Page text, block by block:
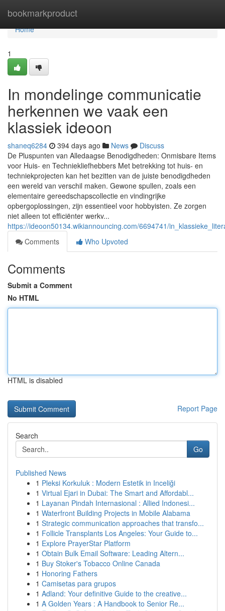
bookmarkproduct
Home
Home
1
In mondelinge communicatie
herkennen we vaak een
klassiek ideoon
shaneq6284 394 days ago News
Discuss
De Pluspunten van Alledaagse Benodigdheden: Onmisbare Items
voor Huis- en Techniekliefhebbers Met betrekking tot huis- en
techniekprojecten kan het bezitten van de juiste benodigdheden
een wereld van verschil maken. Gewone spullen, zoals een
elementaire gereedschapscollectie en vindingrijke
opbergoplossingen, zijn essentieel voor hobbyisten. Ze zorgen
niet alleen tot efficiënter werkv...
https://ideoon50134.wikiannouncing.com/6694741/
Comments
Who Upvoted
Comments
Submit a Comment
No HTML
HTML is disabled
Report Page
Search
Go
Published News
1 Pleksi Korkuluk : Modern Estetik in Inceliği
1 Virtual Ejari in Dubai: The Smart and Affordabl...
1 Layanan Pindah Internasional : Allied Indonesi...
1 Waterfront Building Projects in Mobile Alabama
1 Strategic communication approaches that transfo...
1 Follicle Transplants Los Angeles: Your Guide to...
1 Explore PrayerStar Platform
1 Obtain Bulk Email Software: Leading Altern...
1 Buy Stoker's Tobacco Online Canada
1 Honoring Fathers
1 Camisetas para grupos
1 Adland: Your definitive Guide to the creative...
1 A Golden Years : A Handbook to Senior Re...